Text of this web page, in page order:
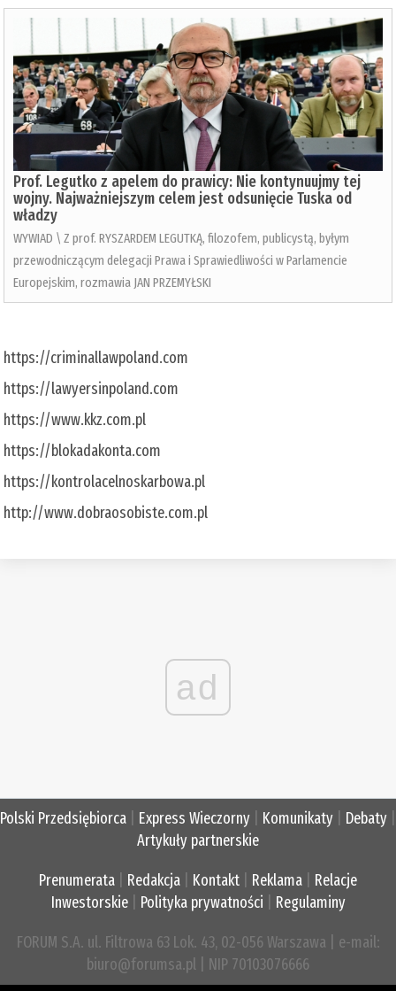
Prof. Legutko z apelem do prawicy: Nie kontynuujmy tej
wojny. Najważniejszym celem jest odsunięcie Tuska od
władzy
WYWIAD \ Z prof. RYSZARDEM LEGUTKĄ, filozofem, publicystą, byłym
przewodniczącym delegacji Prawa i Sprawiedliwości w Parlamencie
Europejskim, rozmawia JAN PRZEMYŁSKI
https://criminallawpoland.com
https://lawyersinpoland.com
https://www.kkz.com.pl
https://blokadakonta.com
https://kontrolacelnoskarbowa.pl
http://www.dobraosobiste.com.pl
ad
Polski Przedsiębiorca Express Wieczorny Komunikaty Debaty
Artykuły partnerskie
Prenumerata Redakcja Kontakt Reklama
Relacje
Inwestorskie| Polityka prywatności Regulaminy
FORUM S.A. ul. Filtrowa 63 Lok. 43, 02-056 Warszawa | e-mail:
biuro@forumsa.pl | NIP 70103076666